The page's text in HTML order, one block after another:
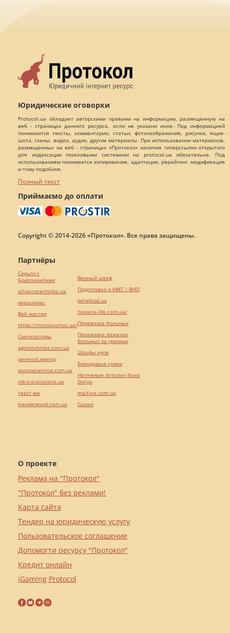
Юридические оговорки
Protocol.ua обладает авторскими правами на информацию, размещенную на
веб - страницах данного ресурса, если не указано иное. Под информацией
понимаются тексты, комментарии, статьи, фотоизображения, рисунки, ящик-
шота, сканы, видео, аудио, другие материалы. При использовании материалов,
размещенных на веб - страницах «Протокол» наличие гиперссылки открытого
для индексации поисковыми системами на protocol.ua обязательна. Под
использованием понимается копирования, адаптация, рерайтинг, модификация
и тому подобное.
Полный текст
Приймаємо до оплати
Copyright © 2014-2026 «Протокол». Все права защищены.
О проекте
Реклама на "Протокол"
"Протокол" без реклами!
Карта сайта
Тендер на юридическую услугу
Пользовательское соглашение
Допомогти ресурсу "Протокол"
Кредит онлайн
iGaming Protocol
Партнёры
Серьги с
бриллиантами
alliancetechnika.ua
миралинкс
Веб мастер
https://motokosmos.ua/
Синтезаторы
agrotechnika.com.ua
perevod.agency
europeservice.com.ua
mk-translations.ua
текст юа
kievperevod.com.ua
Винный шкаф
Подготовка к НМТ / ВНО
pereklad.ua
hospice-life.com.ua/
Перевозка больных
Перевозка лежачих
больных за границу
Шкафы купе
Брендовые сумки
Натяжные потолки Nova
Stelya
maltina.com.ua
Cылки